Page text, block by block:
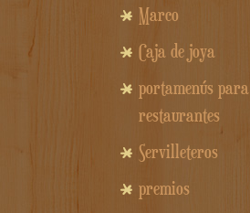
Marco
Caja de joya
portamenús para
restaurantes
Servilleteros
premios